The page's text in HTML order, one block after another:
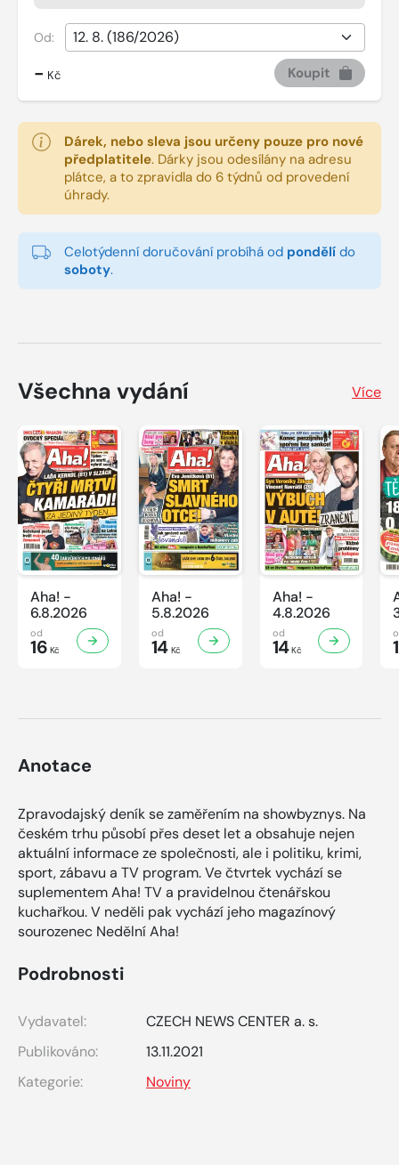
Od:
- Kč Koupit
Dárek, nebo sleva jsou určeny pouze pro nové
předplatitele. Dárky jsou odesílány na adresu
plátce, a to zpravidla do 6 týdnů od provedení
úhrady.
Celotýdenní doručování probíhá od pondělí do
soboty.
Všechna vydání Více
Aha! -
6.8.2026
od
16 Kč
Aha! -
5.8.2026
od
14Kč
Aha! -
4.8.2026
od
14Kč
Anotace
Zpravodajský deník se zaměřením na showbyznys. Na
českém trhu působí přes deset let a obsahuje nejen
aktuální informace ze společnosti, ale i politiku, krimi,
sport, zábavu a TV program. Ve čtvrtek vychází se
suplementem Aha! TV a pravidelnou čtenářskou
kuchařkou. V neděli pak vychází jeho magazínový
sourozenec Nedělní Aha!
Podrobnosti
Vydavatel:
CZECH NEWS CENTER a. s.
Publikováno:
13.11.2021
Kategorie:
Noviny